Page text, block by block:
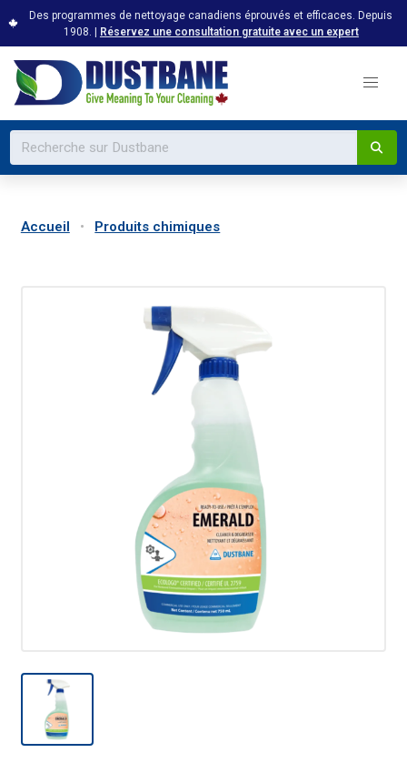
Des programmes de nettoyage canadiens éprouvés et efficaces. Depuis
1908. | Réservez une consultation gratuite avec un expert
Accueil Produits chimiques